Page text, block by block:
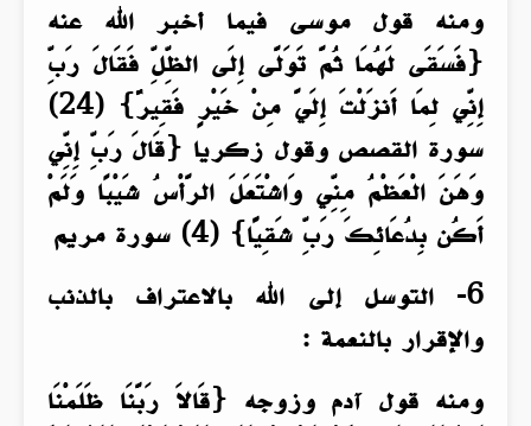
ومنه قول موسى فيما أخبر الله عنه
{فَسَقَى لَهُمَا ثُمَّ تَوَلَّى إِلَى الظِّلِّ فَقَالَ رَبِّ
إِنِّي لِمَا أَنزَلْتَ إِلَيَّ مِنْ خَيْرٍ فَقِيرٌ} (24)
سورة القصص وقول زكريا {قَالَ رَبِّ إِنِّي
وَهَنَ الْعَظْمُ مِنِّي وَاشْتَعَلَ الرَّأْسُ شَيْبًا وَلَمْ
أَكُن بِدُعَائِكَ رَبِّ شَقِيًّا} (4) سورة مريم
6- التوسل إلى الله بالاعتراف بالذنب
والإقرار بالنعمة :
ومنه قول آدم وزوجه {قَالاَ رَبَّنَا ظَلَمْنَا